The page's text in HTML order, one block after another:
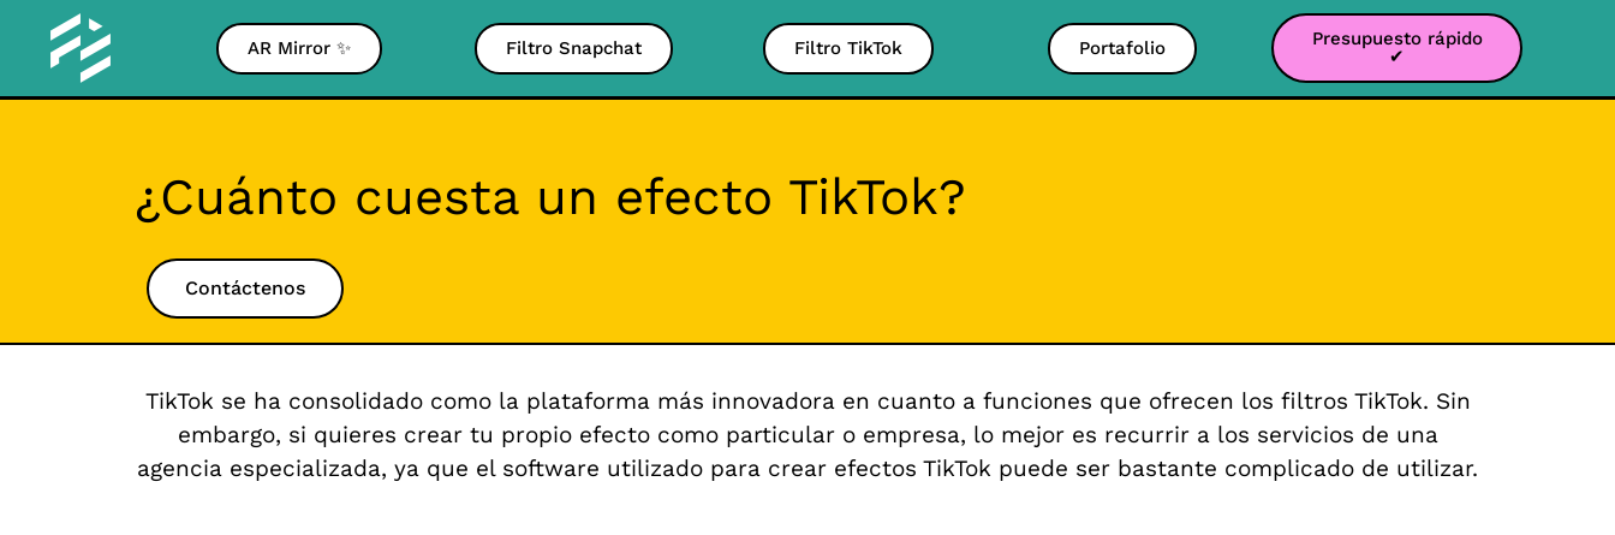
AR Mirror ✨ Filtro Snapchat Filtro TikTok Portafolio
Presupuesto rápido
✔
¿Cuánto cuesta un efecto TikTok?
Contáctenos
TikTok se ha consolidado como la plataforma más innovadora en cuanto a funciones que ofrecen los filtros TikTok. Sin
embargo, si quieres crear tu propio efecto como particular o empresa, lo mejor es recurrir a los servicios de una
agencia especializada, ya que el software utilizado para crear efectos TikTok puede ser bastante complicado de utilizar.